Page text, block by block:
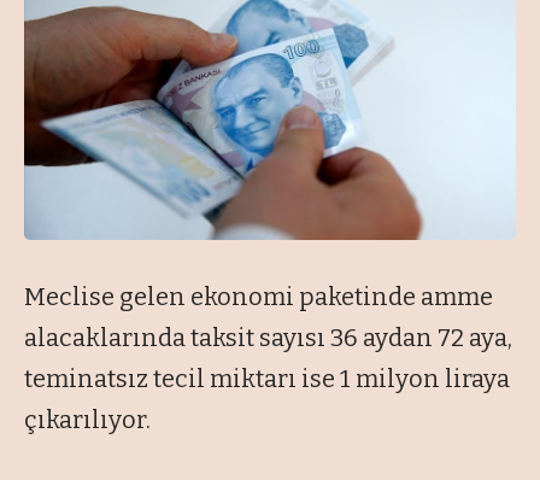
Meclise gelen ekonomi paketinde amme
alacaklarında taksit sayısı 36 aydan 72 aya,
teminatsız tecil miktarı ise 1 milyon liraya
çıkarılıyor.